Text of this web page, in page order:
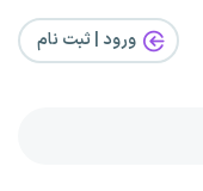
ورود | ثبت‌ نام